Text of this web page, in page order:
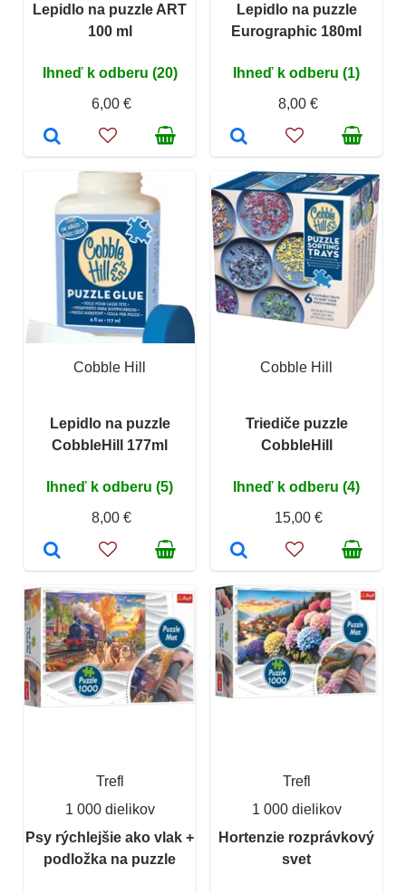
Lepidlo na puzzle ART
100 ml
Ihneď k odberu (20)
6,00 €
Lepidlo na puzzle
Eurographic 180ml
Ihneď k odberu (1)
8,00 €
Cobble Hill
Lepidlo na puzzle
CobbleHill 177ml
Ihneď k odberu (5)
8,00 €
Cobble Hill
Triediče puzzle
CobbleHill
Ihneď k odberu (4)
15,00 €
Trefl
1 000 dielikov
Psy rýchlejšie ako vlak +
podložka na puzzle
Trefl
1 000 dielikov
Hortenzie rozprávkový
svet